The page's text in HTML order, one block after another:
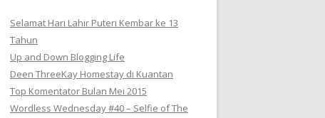
Selamat Hari Lahir Puteri Kembar ke 13
Tahun
Up and Down Blogging Life
Deen ThreeKay Homestay di Kuantan
Top Komentator Bulan Mei 2015
Wordless Wednesday #40 – Selfie of The